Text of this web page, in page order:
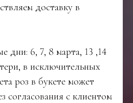
доставку в
дни: 6, 7, 8 марта, 13 ,14
в исключительных
роз в букете может
согласования с клиентом